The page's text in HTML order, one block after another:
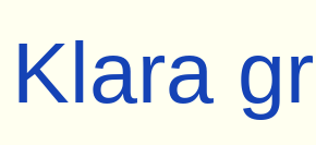
Klara